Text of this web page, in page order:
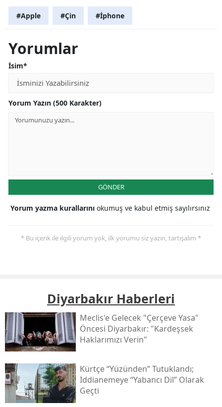
#Apple #Çin #İphone
Yorumlar
İsim*
Yorum Yazın (500 Karakter)
GÖNDER
Yorum yazma kurallarını okumuş ve kabul etmiş sayılırsınız
* Bu içerik ile ilgili yorum yok, ilk yorumu siz yazın, tartışalım *
Diyarbakır Haberleri
Meclis'e Gelecek "çerçeve Yasa"
Öncesi Diyarbakır: "kardeşsek
Haklarımızı Verin"
Kürtçe “yüzünden” Tutuklandı;
Iddianemeye “yabancı Dil” Olarak
Geçti